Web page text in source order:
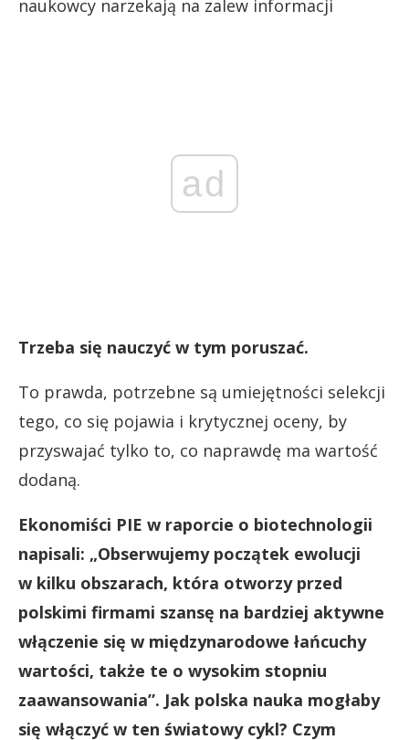
naukowcy narzekają na zalew informacji
ad
Trzeba się nauczyć w tym poruszać.
To prawda, potrzebne są umiejętności selekcji
tego, co się pojawia i krytycznej oceny, by
przyswajać tylko to, co naprawdę ma wartość
dodaną.
Ekonomiści PIE w raporcie o biotechnologii
napisali: „Obserwujemy początek ewolucji
w kilku obszarach, która otworzy przed
polskimi firmami szansę na bardziej aktywne
włączenie się w międzynarodowe łańcuchy
wartości, także te o wysokim stopniu
zaawansowania”. Jak polska nauka mogłaby
się włączyć w ten światowy cykl? Czym